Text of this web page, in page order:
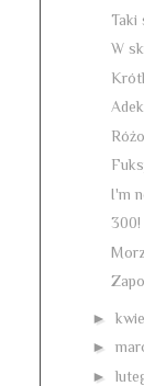
Taki
W
I'm
300!
►
►
►